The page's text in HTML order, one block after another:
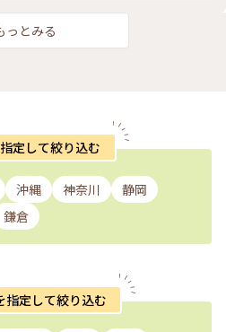
っとみる
定して絞り込む
沖縄 神奈川
静岡
鎌倉
指定して絞り込む